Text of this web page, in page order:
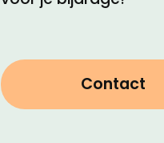
Contact